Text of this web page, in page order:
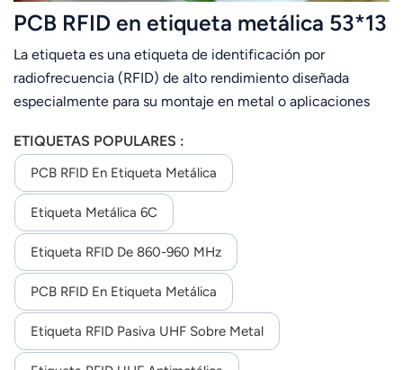
عربي
日语
한국어
Ελληνικά
Polski
แบบไทย
Tiếng Việt
PCB RFID en etiqueta metálica 53*13
La etiqueta es una etiqueta de identificación por
radiofrecuencia (RFID) de alto rendimiento diseñada
especialmente para su montaje en metal o aplicaciones
exposición a condiciones adversas.
ETIQUETAS POPULARES :
PCB RFID En Etiqueta Metálica
Etiqueta Metálica 6C
Etiqueta RFID De 860-960 MHz
PCB RFID En Etiqueta Metálica
Etiqueta RFID Pasiva UHF Sobre Metal